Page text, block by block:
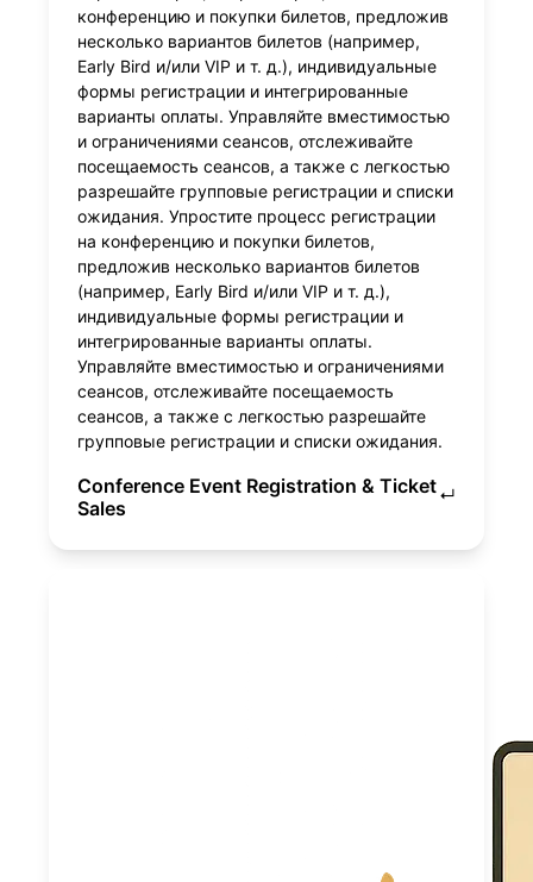
конференцию и покупки билетов, предложив
несколько вариантов билетов (например,
Early Bird и/или VIP и т. д.), индивидуальные
формы регистрации и интегрированные
варианты оплаты. Управляйте вместимостью
и ограничениями сеансов, отслеживайте
посещаемость сеансов, а также с легкостью
разрешайте групповые регистрации и списки
ожидания. Упростите процесс регистрации
на конференцию и покупки билетов,
предложив несколько вариантов билетов
(например, Early Bird и/или VIP и т. д.),
индивидуальные формы регистрации и
интегрированные варианты оплаты.
Управляйте вместимостью и ограничениями
сеансов, отслеживайте посещаемость
сеансов, а также с легкостью разрешайте
групповые регистрации и списки ожидания.
Conference Event Registration & Ticket
Sales
↵